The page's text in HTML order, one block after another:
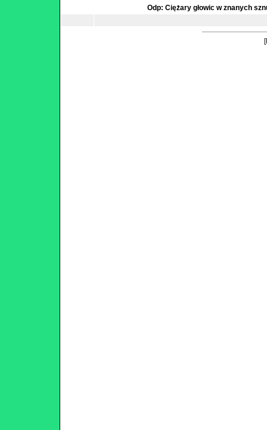
Odp: Ciężary głowic w znanych